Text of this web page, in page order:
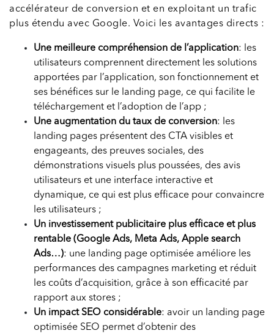
accélérateur de conversion et en exploitant un trafic
plus étendu avec Google. Voici les avantages directs :
Une meilleure compréhension de l’application: les
utilisateurs comprennent directement les solutions
apportées par l’application, son fonctionnement et
ses bénéfices sur le landing page, ce qui facilite le
téléchargement et l’adoption de l’app ;
Une augmentation du taux de conversion: les
landing pages présentent des CTA visibles et
engageants, des preuves sociales, des
démonstrations visuels plus poussées, des avis
utilisateurs et une interface interactive et
dynamique, ce qui est plus efficace pour convaincre
les utilisateurs ;
Un investissement publicitaire plus efficace et plus
rentable (Google Ads, Meta Ads, Apple search
Ads…): une landing page optimisée améliore les
performances des campagnes marketing et réduit
les coûts d’acquisition, grâce à son efficacité par
rapport aux stores ;
Un impact SEO considérable: avoir un landing page
optimisée SEO permet d’obtenir des